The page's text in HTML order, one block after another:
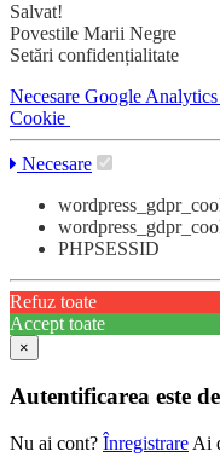
Salvat!
Povestile Marii Negre
Setări confidențialitate
Necesare Google Analytics
Cookie
Necesare
PHPSESSID
Refuz toate
Accept toate
×
Autentificarea este
Nu ai cont? Înregistrare Ai